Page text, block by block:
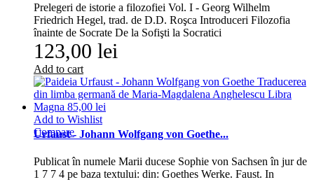
Prelegeri de istorie a filozofiei Vol. I - Georg Wilhelm
Friedrich Hegel, trad. de D.D. Roşca Introduceri Filozofia
înainte de Socrate De la Sofişti la Socratici
123,00 lei
Add to cart
Add to Wishlist
Compare
Urfaust - Johann Wolfgang von Goethe...
Publicat în numele Marii ducese Sophie von Sachsen în jur de
1 7 7 4 pe baza textului: din: Goethes Werke. Faust. In